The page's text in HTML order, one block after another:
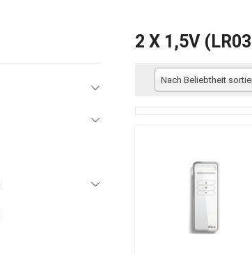
2 X 1,5V
Nach Beliebtheit